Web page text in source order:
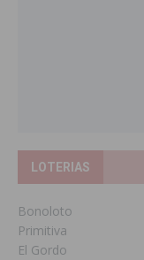
LOTERIAS
Bonoloto
Primitiva
El Gordo